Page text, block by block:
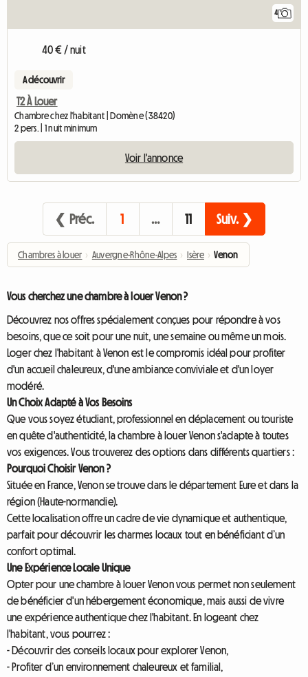
4
40 € / nuit
A découvrir
T2 À Louer
Chambre chez l'habitant | Domène (38420)
2 pers. | 1 nuit minimum
Voir l'annonce
❮ Préc. 1 … 11 Suiv. ❯
Chambres à louer › Auvergne-Rhône-Alpes › Isère › Venon
Vous cherchez une chambre à louer Venon ?
Découvrez nos offres spécialement conçues pour répondre à vos
besoins, que ce soit pour une nuit, une semaine ou même un mois.
Loger chez l'habitant à Venon est le compromis idéal pour profiter
d'un accueil chaleureux, d'une ambiance conviviale et d'un loyer
modéré.
Un Choix Adapté à Vos Besoins
Que vous soyez étudiant, professionnel en déplacement ou touriste
en quête d'authenticité, la chambre à louer Venon s'adapte à toutes
vos exigences. Vous trouverez des options dans différents quartiers :
Pourquoi Choisir Venon ?
Située en France, Venon se trouve dans le département Eure et dans la
région (Haute-normandie).
Cette localisation offre un cadre de vie dynamique et authentique,
parfait pour découvrir les charmes locaux tout en bénéficiant d’un
confort optimal.
Une Expérience Locale Unique
Opter pour une chambre à louer Venon vous permet non seulement
de bénéficier d'un hébergement économique, mais aussi de vivre
une expérience authentique chez l'habitant. En logeant chez
l'habitant, vous pourrez :
- Découvrir des conseils locaux pour explorer Venon,
- Profiter d’un environnement chaleureux et familial,